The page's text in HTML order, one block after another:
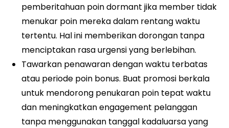
pemberitahuan poin dormant jika member tidak
menukar poin mereka dalam rentang waktu
tertentu. Hal ini memberikan dorongan tanpa
menciptakan rasa urgensi yang berlebihan.
Tawarkan penawaran dengan waktu terbatas
atau periode poin bonus. Buat promosi berkala
untuk mendorong penukaran poin tepat waktu
dan meningkatkan engagement pelanggan
tanpa menggunakan tanggal kadaluarsa yang